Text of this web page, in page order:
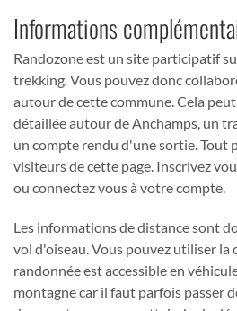
Informations
Randozone est un site participatif
trekking. Vous pouvez donc
autour de cette commune. Cela
détaillée autour de Anchamps, un
un compte rendu d'une sortie. Tout
visiteurs de cette page. Inscrivez
ou connectez vous à votre compte.
Les informations de distance sont
vol d'oiseau. Vous pouvez utiliser la
randonnée est accessible en
montagne car il faut parfois passer